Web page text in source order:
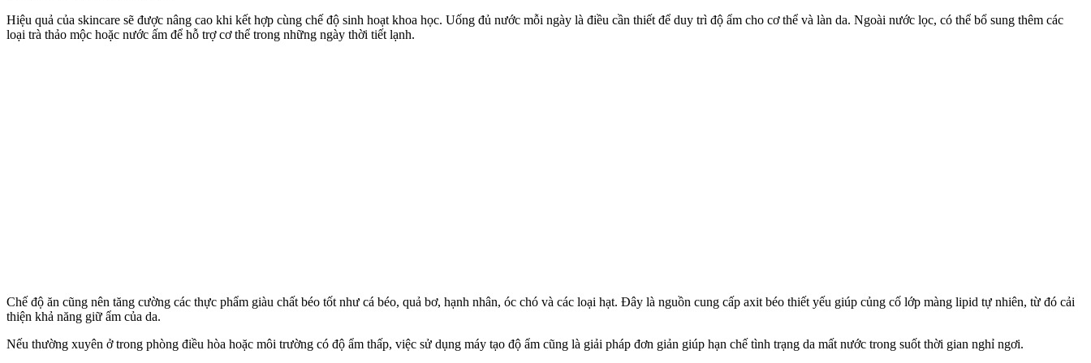
Hiệu quả của skincare sẽ được nâng cao khi kết hợp cùng chế độ sinh hoạt khoa học. Uống đủ nước mỗi ngày là điều cần thiết để duy trì độ ẩm cho c‌ơ th‌ể và làn da. Ngoài nước lọc, có thể bổ sung thêm các
loại trà thảo mộc hoặc nước ấm để hỗ trợ c‌ơ th‌ể trong những ngày thời tiết lạnh.
Chế độ ăn cũng nên tăng cường các thực phẩm giàu chất béo tốt như cá béo, quả bơ, hạnh nhân, óc chó và các loại hạt. Đây là nguồn cung cấp axit béo thiết yếu giúp củng cố lớp màng lipid tự nhiên, từ đó cải
thiện khả năng giữ ẩm của da.
Nếu thường xuyên ở trong phòng điều hòa hoặc môi trường có độ ẩm thấp, việc sử dụng máy tạo độ ẩm cũng là giải pháp đơn giản giúp hạn chế tình trạng da mất nước trong suốt thời gian nghỉ ngơi.